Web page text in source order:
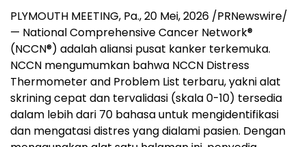
PLYMOUTH MEETING, Pa.,20 Mei, 2026 /PRNewswire/
— National Comprehensive Cancer Network®
(NCCN®) adalah aliansi pusat kanker terkemuka.
NCCN mengumumkan bahwa NCCN Distress
Thermometer and Problem List terbaru, yakni alat
skrining cepat dan tervalidasi (skala 0-10) tersedia
dalam lebih dari 70 bahasa untuk mengidentifikasi
dan mengatasi distres yang dialami pasien. Dengan